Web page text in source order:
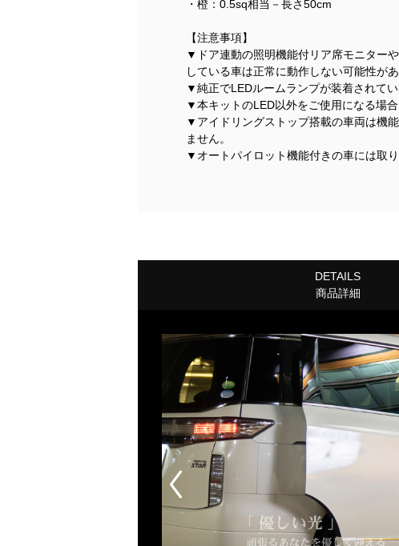
・橙：0.5sq相当－長さ50cm
【注意事項】
▼ドア連動の照明機能付リア席モニター
している車は正常に動作しない可能性が
▼純正でLEDルームランプが装着されてい
▼本キットのLED以外をご使用になる場
▼アイドリングストップ搭載の車両は機
ません。
▼オートパイロット機能付きの車には取
DETAILS
商品詳細